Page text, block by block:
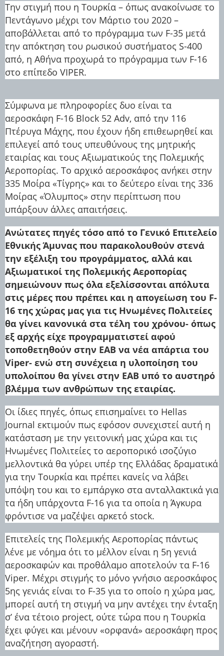
Την στιγμή που η Τουρκία – όπως ανακοίνωσε το
Πεντάγωνο μέχρι τον Μάρτιο του 2020 –
αποβάλλεται από το πρόγραμμα των F-35 μετά
την απόκτηση του ρωσικού συστήματος S-400
από, η Αθήνα προχωρά το πρόγραμμα των F-16
στο επίπεδο VIPER.
Σύμφωνα με πληροφορίες δυο είναι τα
αεροσκάφη F-16 Block 52 Adv, από την 116
Πτέρυγα Μάχης, που έχουν ήδη επιθεωρηθεί και
επιλεγεί από τους υπευθύνους της μητρικής
εταιρίας και τους Αξιωματικούς της Πολεμικής
Αεροπορίας. Το αρχικό αεροσκάφος ανήκει στην
335 Μοίρα «Τίγρης» και το δεύτερο είναι της 336
Μοίρας «Όλυμπος» στην περίπτωση που
υπάρξουν άλλες απαιτήσεις.
Ανώτατες πηγές τόσο από το Γενικό Επιτελείο
Εθνικής Άμυνας που παρακολουθούν στενά
την εξέλιξη του προγράμματος, αλλά και
Αξιωματικοί της Πολεμικής Αεροπορίας
σημειώνουν πως όλα εξελίσσονται απόλυτα
στις μέρες που πρέπει και η απογείωση του F-
16 της χώρας μας για τις Ηνωμένες Πολιτείες
θα γίνει κανονικά στα τέλη του χρόνου- όπως
εξ αρχής είχε προγραμματιστεί αφού
τοποθετηθούν στην ΕΑΒ να νέα απάρτια του
Viper- ενώ στη συνέχεια η υλοποίηση του
υπολοίπου θα γίνει στην ΕΑΒ υπό το αυστηρό
βλέμμα των ανθρώπων της εταιρίας.
Οι ίδιες πηγές, όπως επισημαίνει το Hellas
Journal εκτιμούν πως εφόσον συνεχιστεί αυτή η
κατάσταση με την γειτονική μας χώρα και τις
Ηνωμένες Πολιτείες το αεροπορικό ισοζύγιο
μελλοντικά θα γύρει υπέρ της Ελλάδας δραματικά
για την Τουρκία και πρέπει κανείς να λάβει
υπόψη του και το εμπάργκο στα ανταλλακτικά για
τα ήδη υπάρχοντα F-16 για τα οποία η Άγκυρα
φρόντισε να μαζέψει αρκετό stock.
Επιτελείς της Πολεμικής Αεροπορίας πάντως
λένε με νόημα ότι το μέλλον είναι η 5η γενιά
αεροσκαφών και προθάλαμο αποτελούν τα F-16
Viper. Μέχρι στιγμής το μόνο γνήσιο αεροσκάφος
5ης γενιάς είναι το F-35 για το οποίο η χώρα μας,
μπορεί αυτή τη στιγμή να μην αντέχει την ένταξη
σ’ ένα τέτοιο project, ούτε τώρα που η Τουρκία
έχει φύγει και μένουν «ορφανά» αεροσκάφη προς
αναζήτηση αγοραστή.